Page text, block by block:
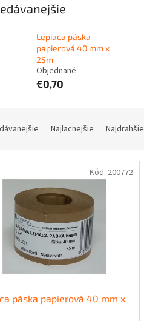
Lepiaca páska
papierová 40 mm x
25m
Objednané
€0,70
Najlacnejšie Najdrahšie
páska papierová 40 mm x
Kód: 200772